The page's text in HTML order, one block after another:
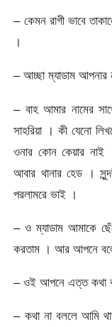
– কেমন রাগী ভাবে
।
– আচ্ছা ম্যাডাম
– বাহ আমার নামের
সাহরিয়া । কী যেনো
ওনার কোন কেয়ার
আবার থানার হেড ।
পরলামরে ভাই ।
– ও ম্যাডাম আমাকে
করতাম । আর আপনে
– ওই আপনে এত্ত কথা
– কথা না বললে আমি